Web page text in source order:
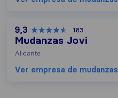
9,3 183
Mudanzas Jovi
Alicante
Ver empresa de mudanzas